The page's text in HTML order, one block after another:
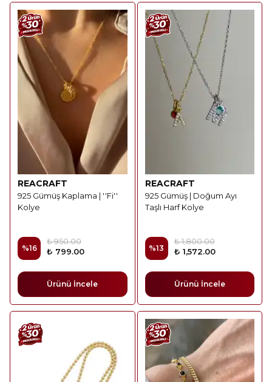
REACRAFT
925 Gümüş Kaplama | ''Fi''
Kolye
%16
₺ 950.00
₺ 799.00
Ürünü İncele
REACRAFT
925 Gümüş | Doğum Ayı
Taşlı Harf Kolye
%13
₺ 1,800.00
₺ 1,572.00
Ürünü İncele